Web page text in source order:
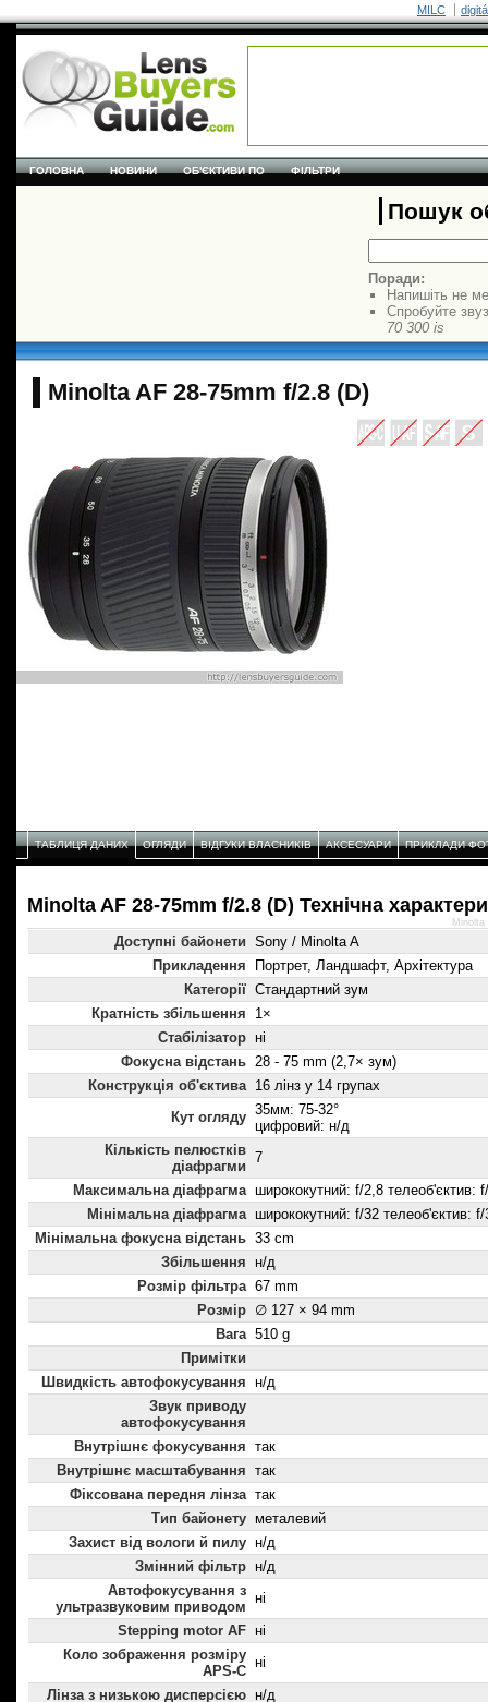
MILC
ГОЛОВНА НОВИНИ ОБ'ЄКТИВИ ПО ФІЛЬТРИ
Пошук
Поради:
Напишіть не
Спробуйте
70 300 is
Minolta AF 28-75mm f/2.8 (D)
ТАБЛИЦЯ ДАНИХ ОГЛЯДИ ВІДГУКИ ВЛАСНИКІВ АКСЕСУАРИ ПРИКЛАДИ
Minolta AF 28-75mm f/2.8 (D) Технічнa
Доступні байонети Sony / Minolta A
Прикладення
Портрет, Ландшафт, Архітектура
Категорії Стандартний зум
Кратність збільшення
1×
Стабілізатор ні
Фокусна відстань 28 - 75 mm (2,7× зум)
Конструкція об'єктива 16 лінз у 14 групах
Кут огляду 35мм: 75-32°
цифровий: н/д
Кількість пелюстків
діафрагми
7
Максимальна діафрагма ширококутний: f/2,8 телеоб'єктив:
Мінімальна діафрагма ширококутний: f/32 телеоб'єктив: f/
Мінімальна фокусна відстань 33 cm
Збільшення
н/д
Розмір фільтра 67 mm
Розмір ∅ 127 × 94 mm
Вага 510 g
Примітки
Швидкість автофокусування н/д
Звук приводу
автофокусування
Внутрішнє фокусування так
Внутрішнє масштабування так
Фіксована передня лінза так
Тип байонету металевий
Захист від вологи й пилу н/д
Змінний фільтр н/д
Автофокусування з
ультразвуковим приводом
ні
Stepping motor AF ні
Коло зображення розміру
APS-C
ні
Лінза з низькою дисперсією н/д
Minolta